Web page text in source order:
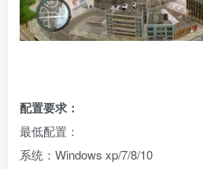
配置要求：
最低配置：
系统：Windows xp/7/8/10